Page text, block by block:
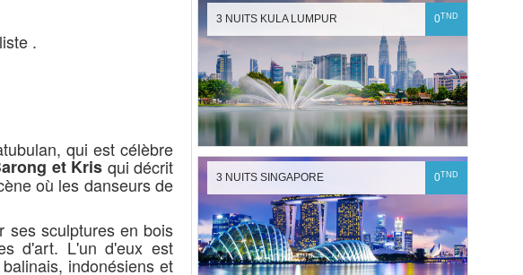
.
qui est célèbre
et Kris qui décrit
où les danseurs de
sculptures en bois
d'art. L'un d'eux est
indonésiens et
3 NUITS KULA LUMPUR 0TND
3 NUITS SINGAPORE 0TND